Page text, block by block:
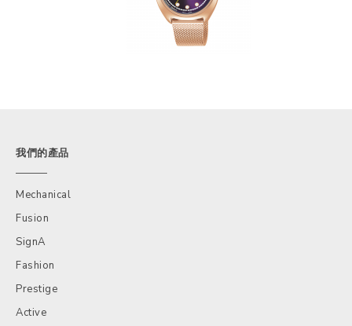
我們的產品
Mechanical
Fusion
SignA
Fashion
Prestige
Active